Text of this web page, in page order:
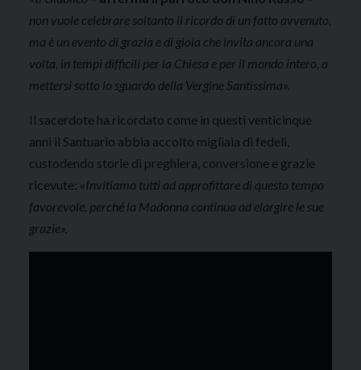
non vuole celebrare soltanto il ricordo di un fatto avvenuto,
ma è un evento di grazia e di gioia che invita ancora una
volta, in tempi difficili per la Chiesa e per il mondo intero, a
mettersi sotto lo sguardo della Vergine Santissima».
Il sacerdote ha ricordato come in questi venticinque
anni il Santuario abbia accolto migliaia di fedeli,
custodendo storie di preghiera, conversione e grazie
ricevute: «Invitiamo tutti ad approfittare di questo tempo
favorevole, perché la Madonna continua ad elargire le sue
grazie».